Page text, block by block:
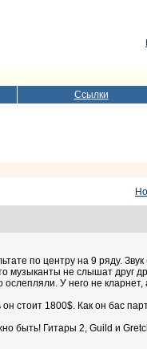
Ссылки
по центру на 9 ряду.
музыканты не слышат друг
У него не
стоит 1800$. Как он бас
быть! Гитары 2, Guild и